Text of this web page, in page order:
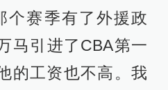
个赛季有了外援政
马引进了CBA第一
的工资也不高。我